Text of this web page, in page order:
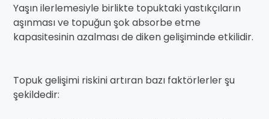
Yaşın ilerlemesiyle birlikte topuktaki yastıkçıların
aşınması ve topuğun şok absorbe etme
kapasitesinin azalması de diken gelişiminde etkilidir.
Topuk gelişimi riskini artıran bazı faktörlerler şu
şekildedir: